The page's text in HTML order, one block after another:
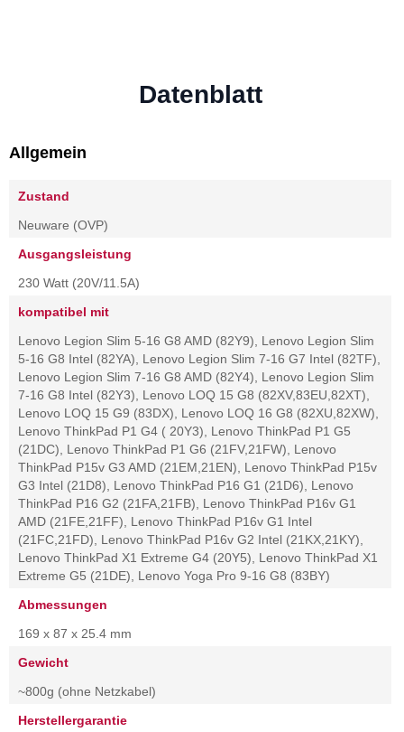
Datenblatt
Allgemein
Zustand
Neuware (OVP)
Ausgangsleistung
230 Watt (20V/11.5A)
kompatibel mit
Lenovo Legion Slim 5-16 G8 AMD (82Y9), Lenovo Legion Slim
5-16 G8 Intel (82YA), Lenovo Legion Slim 7-16 G7 Intel (82TF),
Lenovo Legion Slim 7-16 G8 AMD (82Y4), Lenovo Legion Slim
7-16 G8 Intel (82Y3), Lenovo LOQ 15 G8 (82XV,83EU,82XT),
Lenovo LOQ 15 G9 (83DX), Lenovo LOQ 16 G8 (82XU,82XW),
Lenovo ThinkPad P1 G4 ( 20Y3), Lenovo ThinkPad P1 G5
(21DC), Lenovo ThinkPad P1 G6 (21FV,21FW), Lenovo
ThinkPad P15v G3 AMD (21EM,21EN), Lenovo ThinkPad P15v
G3 Intel (21D8), Lenovo ThinkPad P16 G1 (21D6), Lenovo
ThinkPad P16 G2 (21FA,21FB), Lenovo ThinkPad P16v G1
AMD (21FE,21FF), Lenovo ThinkPad P16v G1 Intel
(21FC,21FD), Lenovo ThinkPad P16v G2 Intel (21KX,21KY),
Lenovo ThinkPad X1 Extreme G4 (20Y5), Lenovo ThinkPad X1
Extreme G5 (21DE), Lenovo Yoga Pro 9-16 G8 (83BY)
Abmessungen
169 x 87 x 25.4 mm
Gewicht
~800g (ohne Netzkabel)
Herstellergarantie